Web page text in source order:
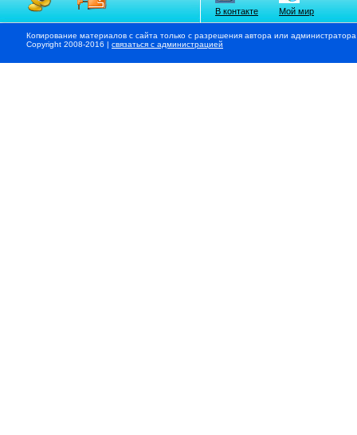
В контакте Мой мир
Копирование материалов с сайта только с разрешения автора или
Copyright 2008-2016 | связаться с администрацией